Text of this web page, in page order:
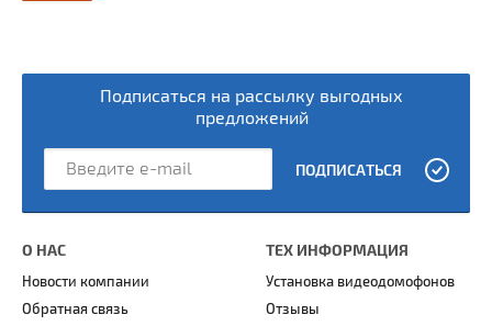
Подписаться на рассылку выгодных
предложений
ПОДПИСАТЬСЯ
О НАС
Новости компании
Обратная связь
ТЕХ ИНФОРМАЦИЯ
Установка видеодомофонов
Отзывы